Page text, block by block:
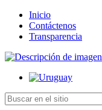
Inicio
Contáctenos
Transparencia